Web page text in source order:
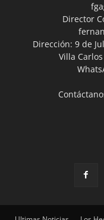
Director
Dirección: 9 de
Villa